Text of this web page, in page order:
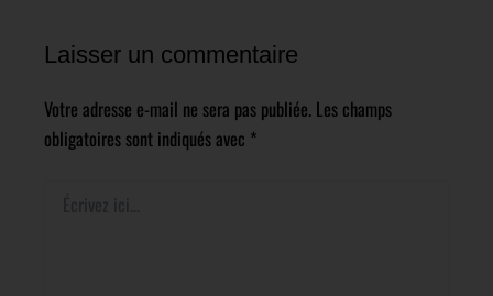
Laisser un commentaire
Votre adresse e-mail ne sera pas publiée. Les champs
obligatoires sont indiqués avec *